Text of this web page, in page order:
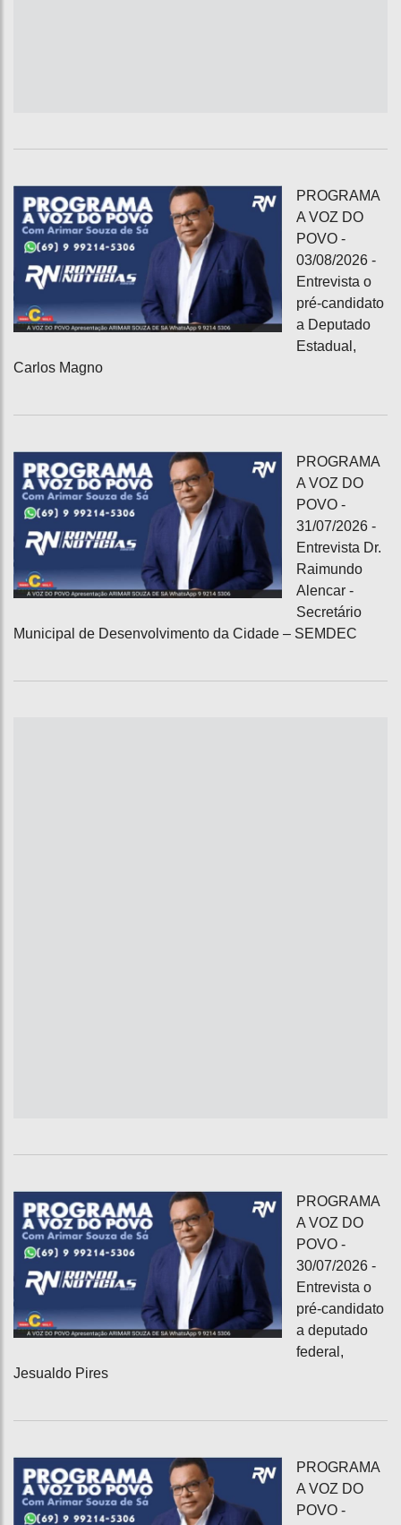
PROGRAMA
A VOZ DO
POVO -
03/08/2026 -
Entrevista o
pré-candidato
a Deputado
Estadual,
Carlos Magno
PROGRAMA
A VOZ DO
POVO -
31/07/2026 -
Entrevista Dr.
Raimundo
Alencar -
Secretário
Municipal de Desenvolvimento da Cidade – SEMDEC
PROGRAMA
A VOZ DO
POVO -
30/07/2026 -
Entrevista o
pré-candidato
a deputado
federal,
Jesualdo Pires
PROGRAMA
A VOZ DO
POVO -